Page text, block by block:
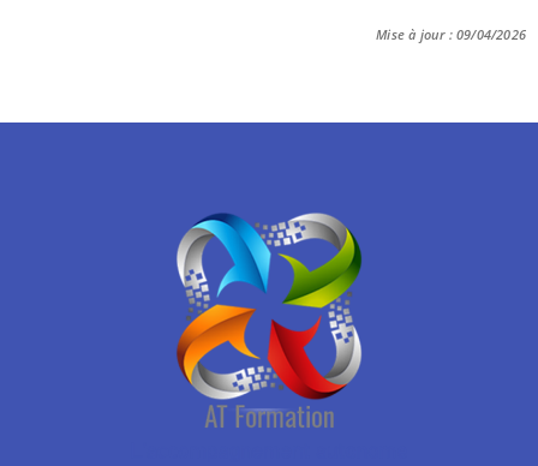
Mise à jour : 09/04/2026